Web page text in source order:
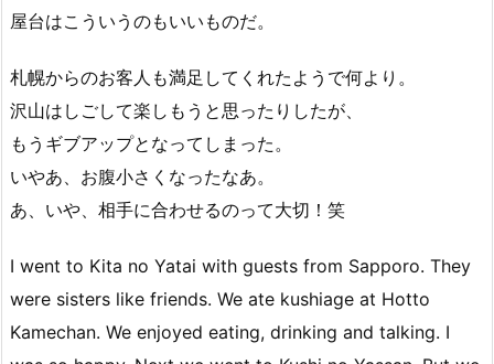
屋台はこういうのもいいものだ。
札幌からのお客人も満足してくれたようで何より。
沢山はしごして楽しもうと思ったりしたが、
もうギブアップとなってしまった。
いやあ、お腹小さくなったなあ。
あ、いや、相手に合わせるのって大切！笑
I went to Kita no Yatai with guests from Sapporo. They
were sisters like friends. We ate kushiage at Hotto
Kamechan. We enjoyed eating, drinking and talking. I